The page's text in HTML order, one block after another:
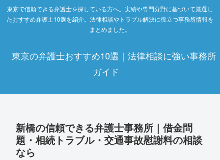
東京で信頼できる弁護士を探している方へ。実績や専門分野に基づいて厳選し
たおすすめ弁護士10選を紹介。法律相談やトラブル解決に役立つ事務所情報を
まとめました。
東京の弁護士おすすめ10選｜法律相談に強い事務所
ガイド
新橋の信頼できる弁護士事務所｜借金問
題・相続トラブル・交通事故慰謝料の相談
なら